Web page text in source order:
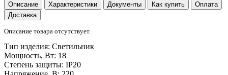
Описание Характеристики Документы Как купить
Оплата
Доставка
Описание товара отсутствует.
Тип изделия: Светильник
Мощность, Вт: 18
Степень защиты: IP20